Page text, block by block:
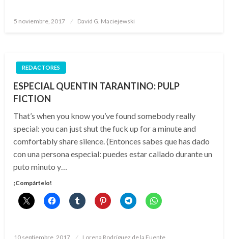
Publicado
5 noviembre, 2017 David G. Maciejewski
REDACTORES
ESPECIAL QUENTIN TARANTINO: PULP
FICTION
That’s when you know you’ve found somebody really
special: you can just shut the fuck up for a minute and
comfortably share silence. (Entonces sabes que has dado
con una persona especial: puedes estar callado durante un
puto minuto y…
¡Compártelo!
Publicado
10 septiembre, 2017 Lorena Rodríguez de la Fuente